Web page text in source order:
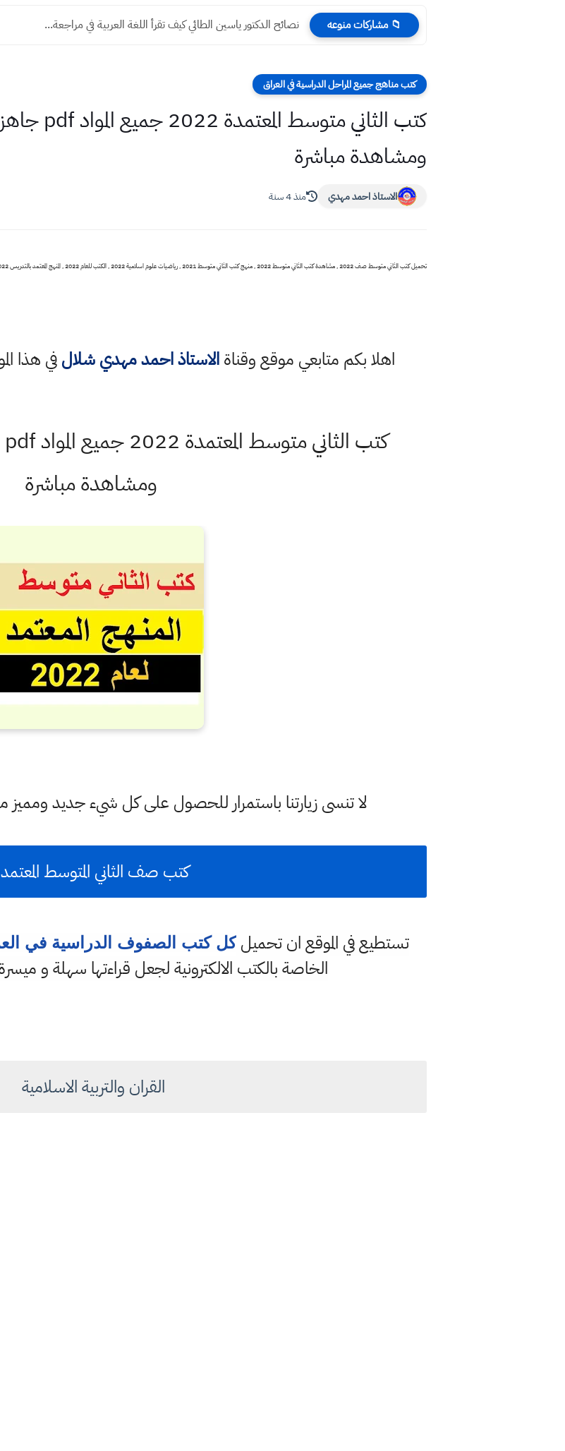
📁 مشاركات منوعه نصائح الدكتور ياسين الطائي كيف تقرأ اللغة العربية في مراجعة...
كتب مناهج جميع المراحل الدراسية في العراق
ومشاهدة مباشرة
الاستاذ احمد مهدي منذ 4 سنة
تحميل كتب الثاني متوسط صف 2022 , مشاهدة كتب الثاني متوسط 2022 , منهج كتب الثاني متوسط 2021 , رياضيات علوم اسلامية 2022 , الكتب للعام 2022 , المنهج المعتمد بالتدريس 2022 , كتب المدارس توزع للطلاب للعام الدراسي الجديد 2022
اهلا بكم متابعي موقع وقناةالاستاذ احمد مهدي شلالفي هذا
ومشاهدة مباشرة
لا تنسى زيارتنا باستمرار للحصول على كل شيء جديد
كتب صف الثاني المتوسط
تستطيع في الموقع ان تحميلكل كتب الصفوف الدراسية في
الخاصة بالكتب الالكترونية لجعل قراءتها سهلة و
القران والتربية الاسلامية